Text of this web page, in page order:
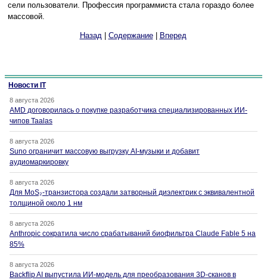
сели пользователи. Профессия программиста стала гораздо более
массовой.
Назад| Содержание| Вперед
Новости IT
8 августа 2026
AMD договорилась о покупке разработчика специализированных ИИ-
чипов Taalas
8 августа 2026
Suno ограничит массовую выгрузку AI-музыки и добавит
аудиомаркировку
8 августа 2026
Для MoS₂-транзистора создали затворный диэлектрик с эквивалентной
толщиной около 1 нм
8 августа 2026
Anthropic сократила число срабатываний биофильтра Claude Fable 5 на
85%
8 августа 2026
Backflip AI выпустила ИИ-модель для преобразования 3D-сканов в